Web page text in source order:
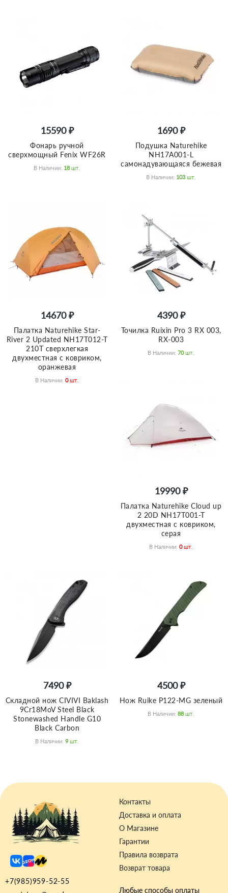
15590 ₽
Фонарь ручной
сверхмощный Fenix WF26R
В Наличии: 18 Шт.
1690 ₽
Подушка Naturehike
NH17A001-L
самонадувающаяся бежевая
В Наличии: 103 Шт.
14670 ₽
Палатка Naturehike Star-
River 2 Updated NH17T012-T
210T сверхлегкая
двухместная с ковриком,
оранжевая
В Наличии: 0 Шт.
4390 ₽
Точилка Ruixin Pro 3 RX 003,
RX-003
В Наличии: 70 Шт.
19990 ₽
Палатка Naturehike Сloud up
2 20D NH17T001-T
двухместная с ковриком,
серая
В Наличии: 0 Шт.
7490 ₽
Складной нож CIVIVI Baklash
9Cr18MoV Steel Black
Stonewashed Handle G10
Black Carbon
В Наличии: 9 Шт.
4500 ₽
Нож Ruike P122-MG зеленый
В Наличии: 88 Шт.
Контакты
Доставка и оплата
О Магазине
Гарантии
Правила возврата
Возврат товара
+7(985)959-52-55
Любые способы оплаты